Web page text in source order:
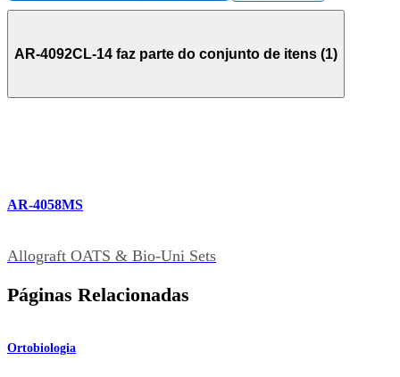
AR-4092CL-14 faz parte do conjunto de itens (1)
AR-4058MS
Allograft OATS & Bio-Uni Sets
Páginas Relacionadas
Ortobiologia